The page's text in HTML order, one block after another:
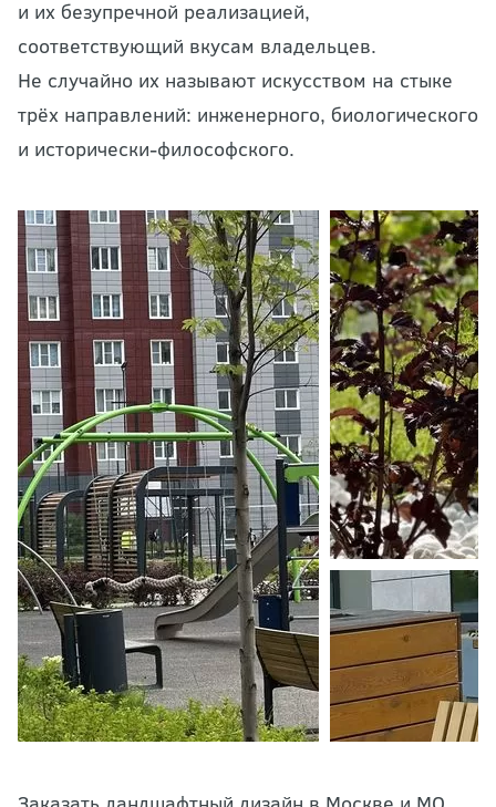
и их безупречной реализацией,
соответствующий вкусам владельцев.
Не случайно их называют искусством на стыке
трёх направлений: инженерного, биологического
и исторически-философского.